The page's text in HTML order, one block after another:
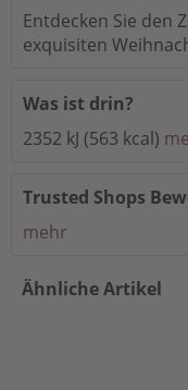
Entdecken Sie den
exquisiten
Was ist drin?
2352 kJ (563 kcal)
Trusted Shops
mehr
Ähnliche Artikel